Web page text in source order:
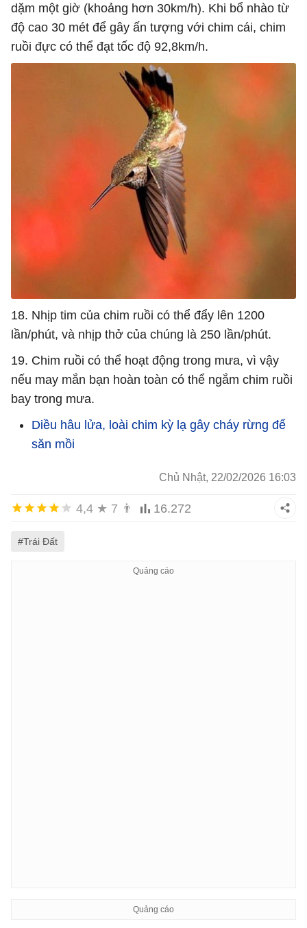
dặm một giờ (khoảng hơn 30km/h). Khi bổ nhào từ
độ cao 30 mét để gây ấn tượng với chim cái, chim
ruồi đực có thể đạt tốc độ 92,8km/h.
18. Nhịp tim của chim ruồi có thể đẩy lên 1200
lần/phút, và nhịp thở của chúng là 250 lần/phút.
19. Chim ruồi có thể hoạt động trong mưa, vì vậy
nếu may mắn bạn hoàn toàn có thể ngắm chim ruồi
bay trong mưa.
Diều hâu lửa, loài chim kỳ lạ gây cháy rừng để
săn mồi
Chủ Nhật, 22/02/2026 16:03
4,4 ★ 7 👨 16.272
#Trái Đất